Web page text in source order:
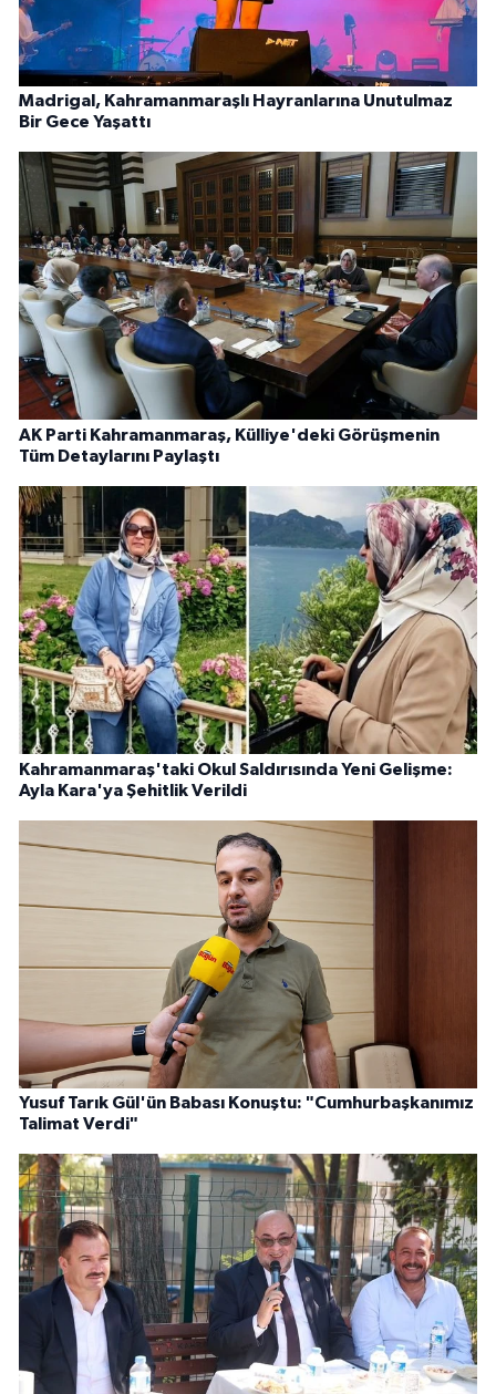
Madrigal, Kahramanmaraşlı Hayranlarına Unutulmaz
Bir Gece Yaşattı
AK Parti Kahramanmaraş, Külliye'deki Görüşmenin
Tüm Detaylarını Paylaştı
Kahramanmaraş'taki Okul Saldırısında Yeni Gelişme:
Ayla Kara'ya Şehitlik Verildi
Yusuf Tarık Gül'ün Babası Konuştu: "Cumhurbaşkanımız
Talimat Verdi"